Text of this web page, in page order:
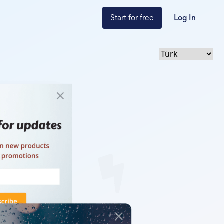
Start for free Log In